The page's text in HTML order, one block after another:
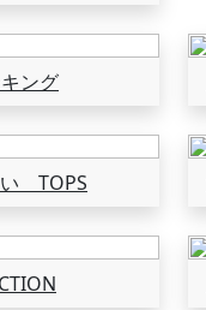
ング
い TOPS